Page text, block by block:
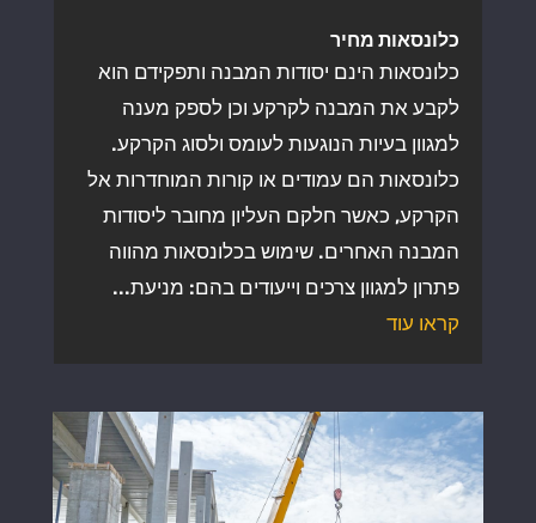
כלונסאות מחיר
כלונסאות הינם יסודות המבנה ותפקידם הוא
לקבע את המבנה לקרקע וכן לספק מענה
למגוון בעיות הנוגעות לעומס ולסוג הקרקע.
כלונסאות הם עמודים או קורות המוחדרות אל
הקרקע, כאשר חלקם העליון מחובר ליסודות
המבנה האחרים. שימוש בכלונסאות מהווה
פתרון למגוון צרכים וייעודים בהם: מניעת...
קראו עוד